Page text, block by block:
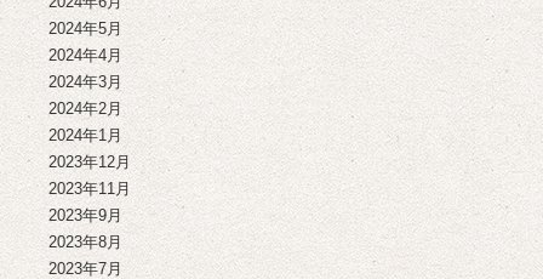
2024年5月
2024年4月
2024年3月
2024年2月
2024年1月
2023年12月
2023年11月
2023年9月
2023年8月
2023年7月